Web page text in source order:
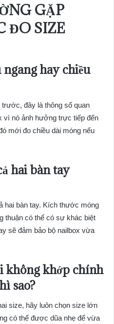
GẶP
ĐO SIZE
ngang hay chiều
trước, đây là thông số quan
vì nó ảnh hưởng trực tiếp đến
mới đo chiều dài móng nếu
hai bàn tay
hai bàn tay. Kích thước móng
thuận có thể có sự khác biệt
sẽ đảm bảo bộ nailbox vừa
không khớp chính
sao?
size, hãy luôn chọn size lớn
có thể được dũa nhẹ để vừa